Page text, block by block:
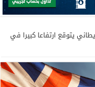
يتوقع ارتفاعا كبيرا في